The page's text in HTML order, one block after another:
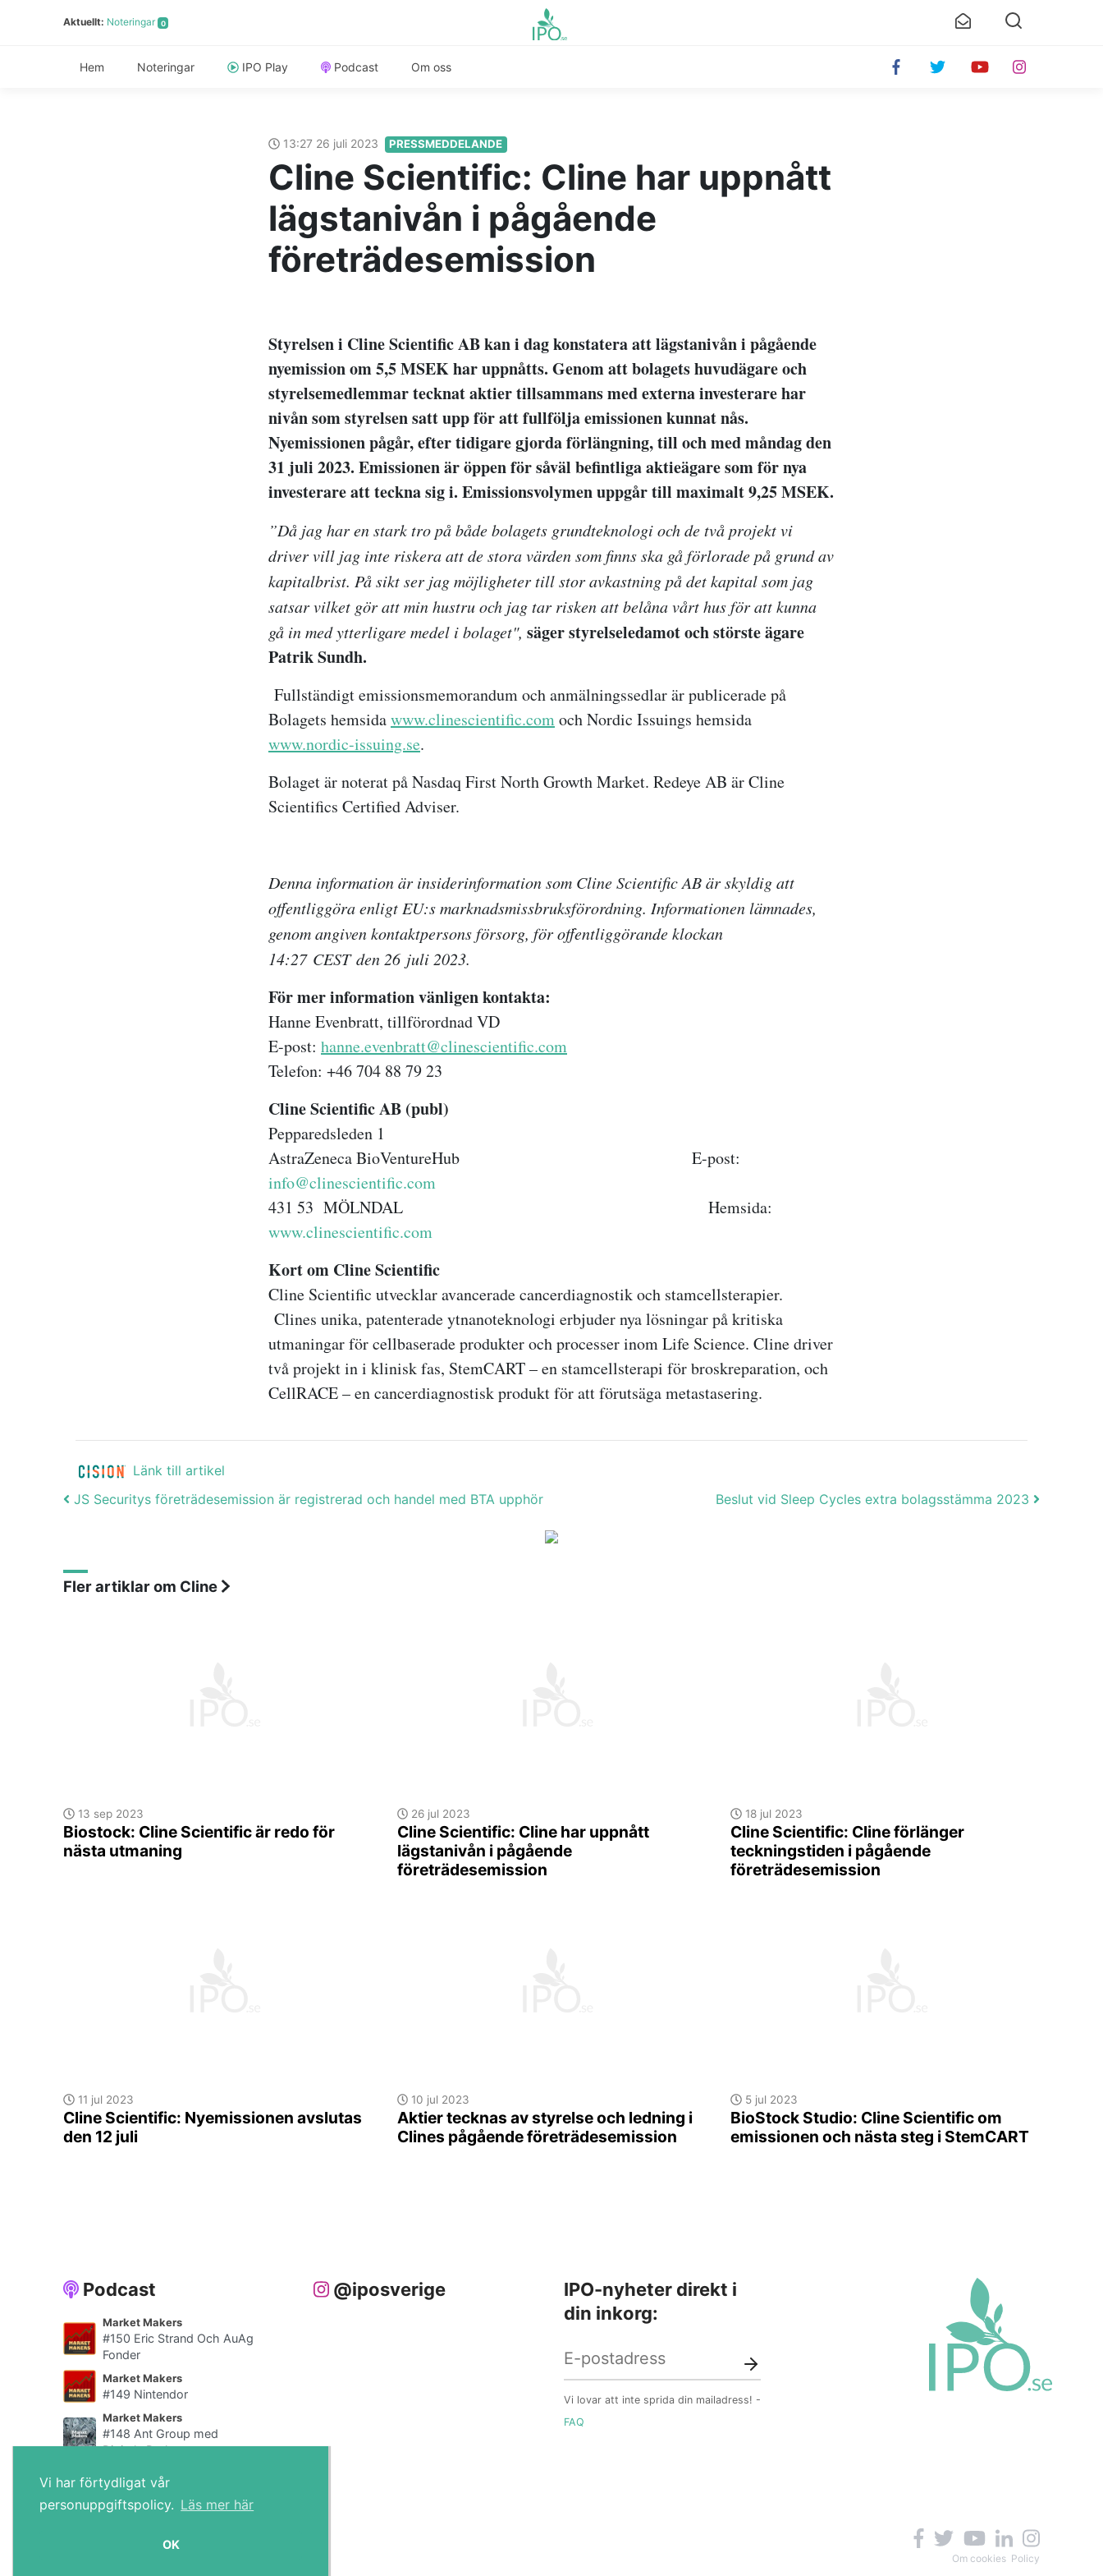
Vi har förtydligat vår
personuppgiftspolicy. Läs mer här
OK
Aktuellt: Noteringar 0
Hem Noteringar IPO Play Podcast Om oss
13:27 26 juli 2023 PRESSMEDDELANDE
Cline Scientific: Cline har uppnått
lägstanivån i pågående
företrädesemission
Styrelsen i Cline Scientific AB kan i dag konstatera att lägstanivån i pågående
nyemission om 5,5 MSEK har uppnåtts. Genom att bolagets huvudägare och
styrelsemedlemmar tecknat aktier tillsammans med externa investerare har
nivån som styrelsen satt upp för att fullfölja emissionen kunnat nås.
Nyemissionen pågår, efter tidigare gjorda förlängning, till och med måndag den
31 juli 2023. Emissionen är öppen för såväl befintliga aktieägare som för nya
investerare att teckna sig i. Emissionsvolymen uppgår till maximalt 9,25 MSEK.
”Då jag har en stark tro på både bolagets grundteknologi och de två projekt vi
driver vill jag inte riskera att de stora värden som finns ska gå förlorade på grund av
kapitalbrist. På sikt ser jag möjligheter till stor avkastning på det kapital som jag
satsar vilket gör att min hustru och jag tar risken att belåna vårt hus för att kunna
gå in med ytterligare medel i bolaget", säger styrelseledamot och störste ägare
Patrik Sundh.
Fullständigt emissionsmemorandum och anmälningssedlar är publicerade på
Bolagets hemsidawww.clinescientific.comoch Nordic Issuings hemsida
www.nordic-issuing.se.
Bolaget är noterat på Nasdaq First North Growth Market. Redeye AB är Cline
Scientifics Certified Adviser.
Denna information är insiderinformation som Cline Scientific AB är skyldig att
offentliggöra enligt EU:s marknadsmissbruksförordning. Informationen lämnades,
genom angiven kontaktpersons försorg, för offentliggörande klockan
14:27 CEST den 26juli 2023.
För mer information vänligen kontakta:
Hanne Evenbratt, tillförordnad VD
E-post: hanne.evenbratt@clinescientific.com
Telefon: +46 704 88 79 23
Cline Scientific AB (publ)
Pepparedsleden 1
AstraZeneca BioVentureHub
E-post:
info@clinescientific.com
431 53 MÖLNDAL Hemsida:
www.clinescientific.com
Kort om Cline Scientific
Cline Scientific utvecklar avancerade cancerdiagnostik och stamcellsterapier.
Clines unika, patenterade ytnanoteknologi erbjuder nya lösningar på kritiska
utmaningar för cellbaserade produkter och processer inom Life Science. Cline driver
två projekt in i klinisk fas, StemCART – en stamcellsterapi för broskreparation, och
CellRACE – en cancerdiagnostisk produkt för att förutsäga metastasering.
Länk till artikel
Post navigation
JS Securitys företrädesemission är registrerad och handel med BTA upphör Beslut vid Sleep Cycles extra bolagsstämma 2023
Fler artiklar om Cline
13 sep 2023
Biostock: Cline Scientific är redo för
nästa utmaning
26 jul 2023
Cline Scientific: Cline har uppnått
lägstanivån i pågående
företrädesemission
18 jul 2023
Cline Scientific: Cline förlänger
teckningstiden i pågående
företrädesemission
11 jul 2023
Cline Scientific: Nyemissionen avslutas
den 12 juli
10 jul 2023
Aktier tecknas av styrelse och ledning i
Clines pågående företrädesemission
5 jul 2023
BioStock Studio: Cline Scientific om
emissionen och nästa steg i StemCART
Podcast
Market Makers
#150 Eric Strand Och AuAg
Fonder
Market Makers
#149 Nintendor
Market Makers
#148 Ant Group med
Digitala Draken
Alla poddar
@iposverige
IPO-nyheter direkt i
din inkorg:
Vi lovar att inte sprida din mailadress! -
FAQ
Om cookies Policy